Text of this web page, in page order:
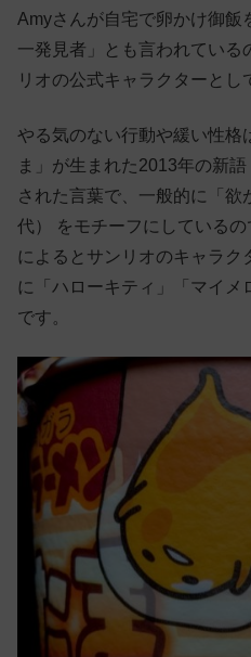
Amyさんが自宅で卵かけ御飯
一発見者」とも言われている
リオの公式キャラクターとし
やる気のない行動や緩い性格
ま」が生まれた2013年の新
された言葉で、一般的に「欲
代） をモチーフにしている
によるとサンリオのキャラク
に「ハローキティ」「マイメ
です。